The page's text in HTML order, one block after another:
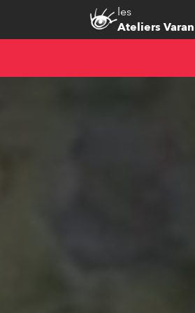
les
Ateliers Varan